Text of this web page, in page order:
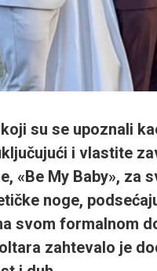
su se upoznali
i vlastite
«Be My Baby», za
noge,
svom formalnom
zahtevalo je